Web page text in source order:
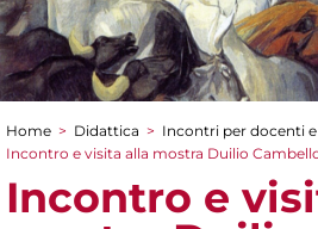
Tu sei qui
Home > Didattica > Incontri per docenti
Incontro e visita alla mostra Duilio
Incontro e